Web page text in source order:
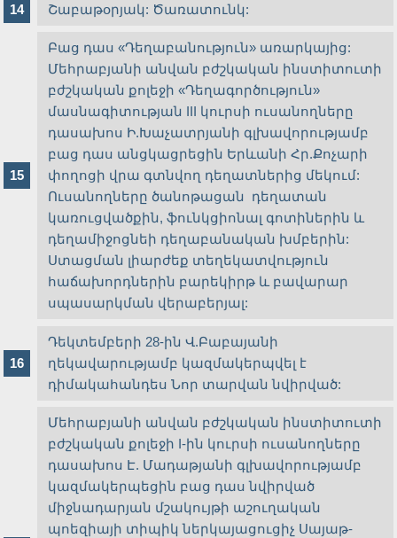
Շաբաթօրյակ: Ծառատունկ:
Բաց դաս «Դեղաբանություն» առարկայից:
Մեհրաբյանի անվան բժշկական ինստիտուտի
բժշկական քոլեջի «Դեղագործություն»
մասնագիտության III կուրսի ուսանողները
դասախոս Ի.Խաչատրյանի գլխավորությամբ
բաց դաս անցկացրեցին Երևանի Հր.Քոչարի
փողոցի վրա գտնվող դեղատներից մեկում:
Ուսանողները ծանոթացան դեղատան
կառուցվածքին, ֆունկցիոնալ գոտիներին և
դեղամիջոցնեի դեղաբանական խմբերին:
Ստացման լիարժեք տեղեկատվություն
հաճախորդներին բարեկիրթ և բավարար
սպասարկման վերաբերյալ:
Դեկտեմբերի 28-ին Վ.Բաբայանի
ղեկավարությամբ կազմակերպվել է
դիմակահանդես Նոր տարվան նվիրված:
Մեհրաբյանի անվան բժշկական ինստիտուտի
բժշկական քոլեջի I-ին կուրսի ուսանողները
դասախոս Է. Մադաթյանի գլխավորությամբ
կազմակերպեցին բաց դաս նվիրված
միջնադարյան մշակույթի աշուղական
պոեզիայի տիպիկ ներկայացուցիչ Սայաթ-